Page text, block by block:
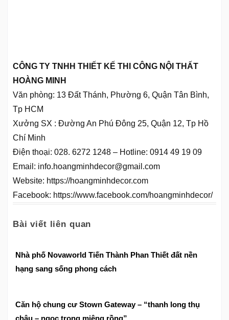
CÔNG TY TNHH THIẾT KẾ THI CÔNG NỘI THẤT
HOÀNG MINH
Văn phòng: 13 Đất Thánh, Phường 6, Quận Tân Bình,
Tp HCM
Xưởng SX : Đường An Phú Đông 25, Quận 12, Tp Hồ
Chí Minh
Điện thoại: 028. 6272 1248 – Hotline: 0914 49 19 09
Email: info.hoangminhdecor@gmail.com
Website: https://hoangminhdecor.com
Facebook: https://www.facebook.com/hoangminhdecor/
Bài viết liên quan
Nhà phố Novaworld Tiến Thành Phan Thiết đất nền
hạng sang sống phong cách
Căn hộ chung cư Stown Gateway – “thanh long thụ